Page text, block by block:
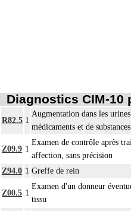
Diagnostics CIM-10
R82.5 1
Augmentation dans les
médicaments et de
Z09.9 1
Examen de contrôle après
affection, sans précision
Z94.0 1 Greffe de rein
Z00.5 1
Examen d'un donneur
tissu